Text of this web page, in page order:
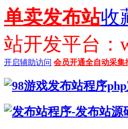
单卖发布站收
站开发平台：
开启辅助访问 会员开通全自动采集